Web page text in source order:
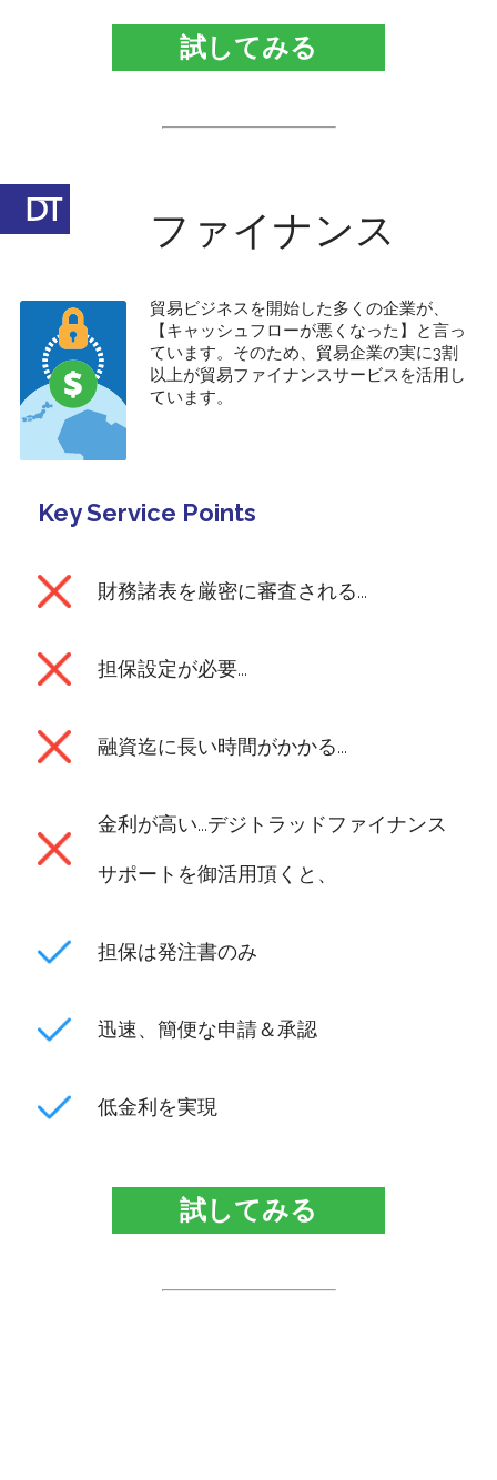
試してみる
ファイナンス
貿易ビジネスを開始した多くの企業が、
【キャッシュフローが悪くなった】と言っ
ています。そのため、貿易企業の実に3割
以上が貿易ファイナンスサービスを活用し
ています。
Key Service Points
財務諸表を厳密に審査される...
担保設定が必要...
融資迄に長い時間がかかる...
金利が高い...デジトラッドファイナンス
サポートを御活用頂くと、
担保は発注書のみ
迅速、簡便な申請＆承認
低金利を実現
試してみる